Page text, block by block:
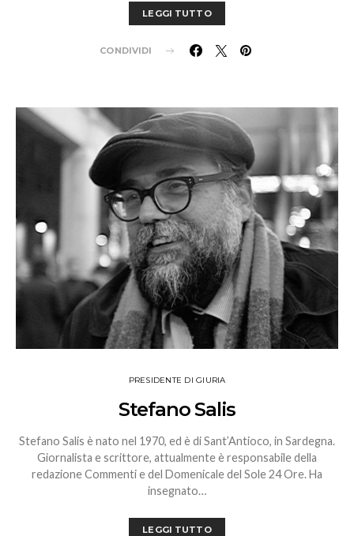
LEGGI TUTTO
CONDIVIDI
PRESIDENTE DI GIURIA
Stefano Salis
Stefano Salis è nato nel 1970, ed è di Sant’Antioco, in Sardegna.
Giornalista e scrittore, attualmente è responsabile della
redazione Commenti e del Domenicale del Sole 24 Ore. Ha
insegnato…
LEGGI TUTTO